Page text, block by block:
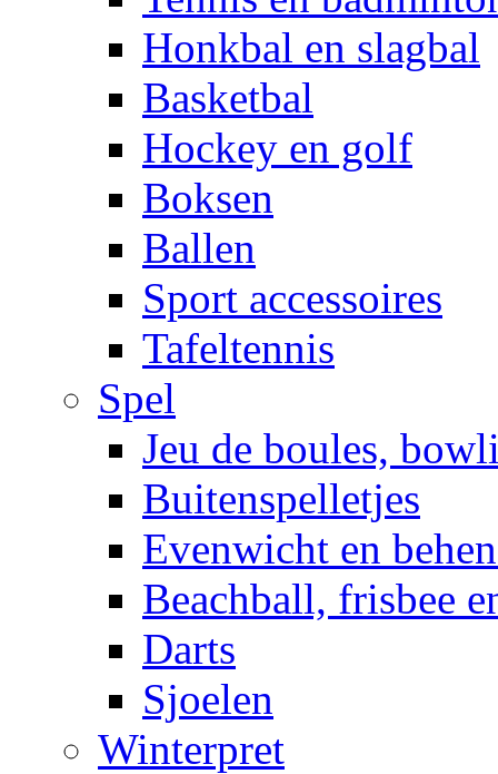
Honkbal en slagbal
Basketbal
Hockey en golf
Boksen
Ballen
Sport accessoires
Tafeltennis
Spel
Jeu de boules,
Buitenspelletjes
Evenwicht en
Beachball, frisbee
Darts
Sjoelen
Winterpret